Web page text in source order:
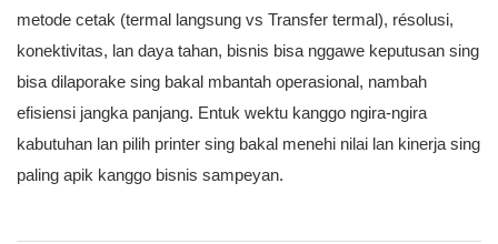
metode cetak (termal langsung vs Transfer termal), résolusi,
konektivitas, lan daya tahan, bisnis bisa nggawe keputusan sing
bisa dilaporake sing bakal mbantah operasional, nambah
efisiensi jangka panjang. Entuk wektu kanggo ngira-ngira
kabutuhan lan pilih printer sing bakal menehi nilai lan kinerja sing
paling apik kanggo bisnis sampeyan.